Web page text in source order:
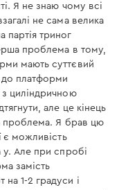
Я не знаю чому всі
не сама велика
триног
проблема в тому,
мають суттєвий
платформи
з циліндричною
але це кінець
проблема. Я брав цю
є можливість
у. Але при спробі
замість
1-2 градуси і